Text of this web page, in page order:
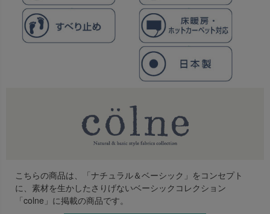
こちらの商品は、「ナチュラル＆ベーシック」をコンセプト
に、素材を生かしたさりげないベーシックコレクション
「colne」に掲載の商品です。